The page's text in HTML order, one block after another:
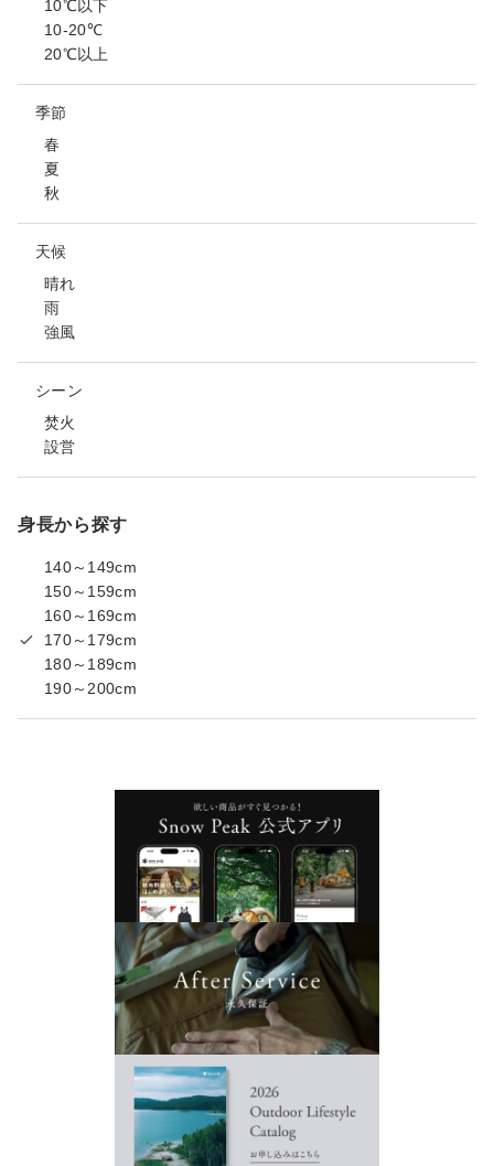
10℃以下
10-20℃
20℃以上
季節
春
夏
秋
天候
晴れ
雨
強風
シーン
焚火
設営
身長から探す
140～149cm
150～159cm
160～169cm
170～179cm
180～189cm
190～200cm